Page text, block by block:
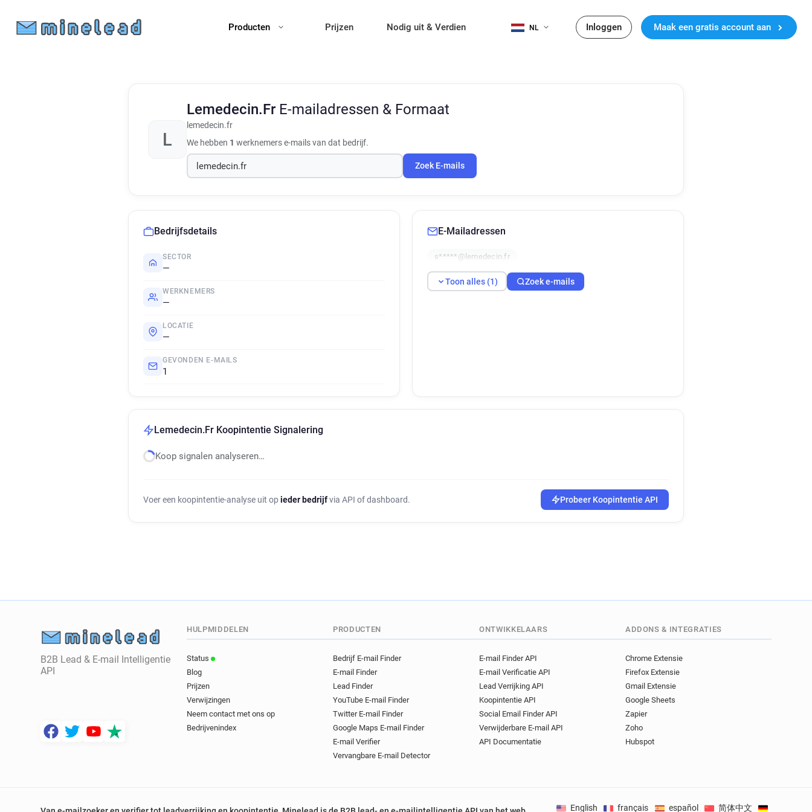
Producten Prijzen Nodig uit & Verdien NL Inloggen Maak een gratis account aan
L
Lemedecin.Fr E-mailadressen & Formaat
lemedecin.fr
We hebben 1 werknemers e-mails van dat bedrijf.
Zoek E-mails
Bedrijfsdetails
SECTOR
—
WERKNEMERS
—
LOCATIE
—
GEVONDEN E-MAILS
1
E-Mailadressen
s*****@lemedecin.fr
Toon alles (1) Zoek e-mails
Lemedecin.Fr Koopintentie Signalering
Koop signalen analyseren…
Voer een koopintentie-analyse uit op ieder bedrijfvia API of dashboard. Probeer Koopintentie API
B2B Lead & E-mail Intelligentie
API
HULPMIDDELEN
Status
Blog
Prijzen
Verwijzingen
Neem contact met ons op
Bedrijvenindex
PRODUCTEN
Bedrijf E-mail Finder
E-mail Finder
Lead Finder
YouTube E-mail Finder
Twitter E-mail Finder
Google Maps E-mail Finder
E-mail Verifier
Vervangbare E-mail Detector
ONTWIKKELAARS
E-mail Finder API
E-mail Verificatie API
Lead Verrijking API
Koopintentie API
Social Email Finder API
Verwijderbare E-mail API
API Documentatie
ADDONS & INTEGRATIES
Chrome Extensie
Firefox Extensie
Gmail Extensie
Google Sheets
Zapier
Zoho
Hubspot
English français español 简体中文